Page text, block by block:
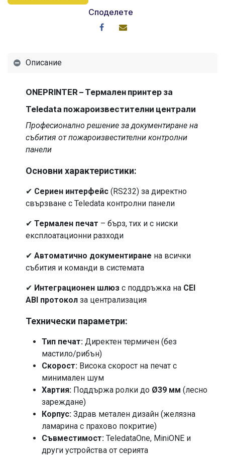
Споделете
Описание
ONEPRINTER – Термален принтер за
Teledata пожароизвестителни централи
Професионално решение за документиране на
събития от пожароизвестителни контролни
панели
Основни характеристики:
✔ Сериен интерфейс (RS232) за директно
свързване с Teledata контролни панели
✔ Термален печат – бърз, тих и с ниски
експлоатационни разходи
✔ Автоматично документиране на всички
събития и команди в системата
✔ Интеграционен шлюз с поддръжка на CEI
ABI протокол за централизация
Технически параметри:
Тип печат: Директен термичен (без
мастило/рибън)
Скорост: Висока скорост на печат с
минимален шум
Хартия: Поддържа ролки до Ø39 мм (лесно
зареждане)
Корпус: Здрав метален дизайн (желязна
ламарина с прахово покритие)
Съвместимост: TeledataOne, MiniONE и
други устройства от серията